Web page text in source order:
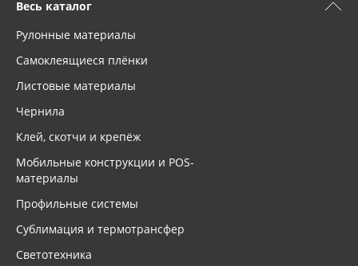
Весь каталог
Рулонные материалы
Самоклеящиеся плёнки
Листовые материалы
Чернила
Клей, скотчи и крепёж
Мобильные конструкции и POS-
материалы
Профильные системы
Сублимация и термотрансфер
Светотехника